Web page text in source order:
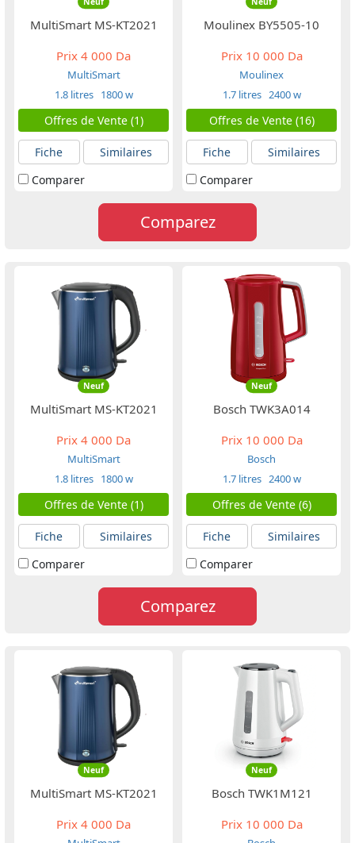
MultiSmart MS-KT2021
Prix 4 000 Da
MultiSmart
1.8 litres 1800 w
Offres de Vente (1)
Fiche
Similaires
Comparer
Moulinex BY5505-10
Prix10 000 Da
Moulinex
1.7 litres 2400 w
Offres de Vente (16)
Fiche
Similaires
Comparer
Comparez
Neuf
MultiSmart MS-KT2021
Prix 4 000 Da
MultiSmart
1.8 litres 1800 w
Offres de Vente (1)
Fiche
Similaires
Comparer
Neuf
Bosch TWK3A014
Prix10 000 Da
Bosch
1.7 litres 2400 w
Offres de Vente (6)
Fiche
Similaires
Comparer
Comparez
Neuf
MultiSmart MS-KT2021
Prix 4 000 Da
Neuf
Bosch TWK1M121
Prix10 000 Da